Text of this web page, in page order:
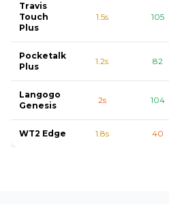
Travis
Touch
Plus
1.5s 105
Pocketalk
Plus
1.2s 82
Langogo
Genesis
2s 104
WT2 Edge 1.8s 40